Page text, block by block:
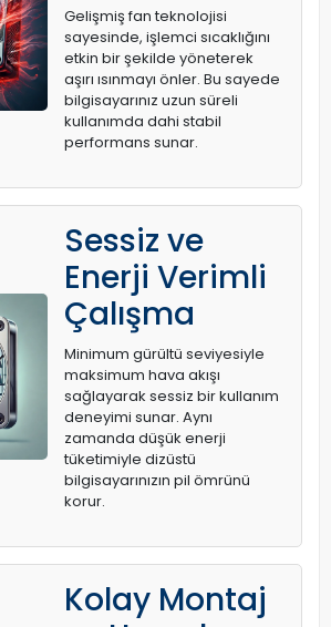
Gelişmiş fan teknolojisi
sayesinde, işlemci sıcaklığını
etkin bir şekilde yöneterek
aşırı ısınmayı önler. Bu sayede
bilgisayarınız uzun süreli
kullanımda dahi stabil
performans sunar.
Sessiz ve
Enerji Verimli
Çalışma
Minimum gürültü seviyesiyle
maksimum hava akışı
sağlayarak sessiz bir kullanım
deneyimi sunar. Aynı
zamanda düşük enerji
tüketimiyle dizüstü
bilgisayarınızın pil ömrünü
korur.
Kolay Montaj